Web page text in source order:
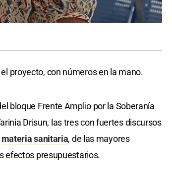
proyecto, con números en la mano.
bloque Frente Amplio por la Soberanía
Drisun, las tres con fuertes discursos
materia sanitaria, de las mayores
efectos presupuestarios.